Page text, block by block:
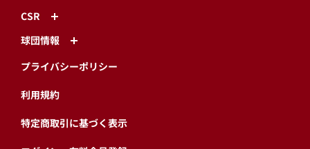
CSR
球団情報
プライバシーポリシー
利用規約
特定商取引に基づく表示